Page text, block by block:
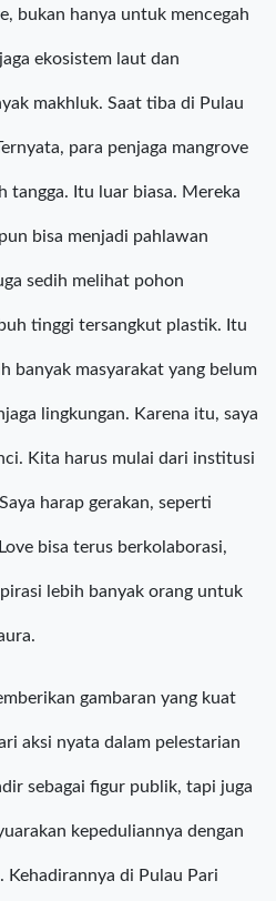
bukan hanya untuk mencegah
ekosistem laut dan
makhluk. Saat tiba di Pulau
para penjaga mangrove
tangga. Itu luar biasa. Mereka
bisa menjadi pahlawan
sedih melihat pohon
tinggi tersangkut plastik. Itu
banyak masyarakat yang belum
lingkungan. Karena itu, saya
Kita harus mulai dari institusi
harap gerakan, seperti
bisa terus berkolaborasi,
lebih banyak orang untuk
gambaran yang kuat
aksi nyata dalam pelestarian
sebagai figur publik, tapi juga
kepeduliannya dengan
Kehadirannya di Pulau Pari